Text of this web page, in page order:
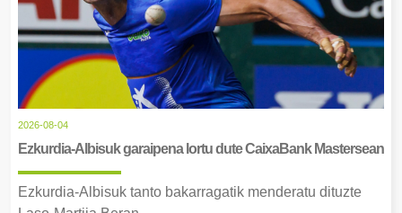
2026-08-04
Ezkurdia-Albisuk garaipena lortu dute CaixaBank Mastersean
Ezkurdia-Albisuk tanto bakarragatik menderatu dituzte